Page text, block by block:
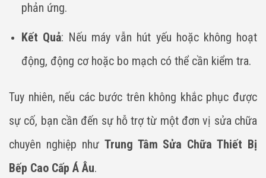
phản ứng.
Kết Quả: Nếu máy vẫn hút yếu hoặc không hoạt
động, động cơ hoặc bo mạch có thể cần kiểm tra.
Tuy nhiên, nếu các bước trên không khắc phục được
sự cố, bạn cần đến sự hỗ trợ từ một đơn vị sửa chữa
chuyên nghiệp như Trung Tâm Sửa Chữa Thiết Bị
Bếp Cao Cấp Á Âu.